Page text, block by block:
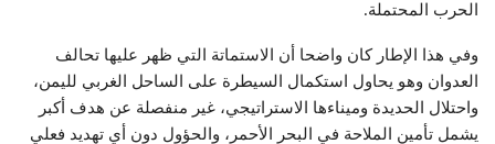
الحرب المحتملة.
وفي هذا الإطار كان واضحا أن الاستماتة التي ظهر عليها تحالف
العدوان وهو يحاول استكمال السيطرة على الساحل الغربي لليمن،
واحتلال الحديدة وميناءها الاستراتيجي، غير منفصلة عن هدف أكبر
يشمل تأمين الملاحة في البحر الأحمر، والحؤول دون أي تهديد فعلي